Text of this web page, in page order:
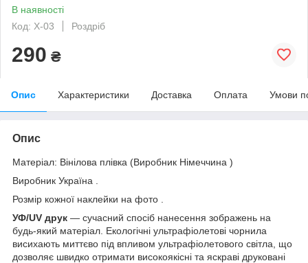
В наявності
Код: Х-03
Роздріб
290 ₴
Опис Характеристики Доставка Оплата Умови
Опис
Матеріал: Вінілова плівка (Виробник Німеччина )
Виробник Україна .
Розмір кожної наклейки на фото .
УФ/UV друк — сучасний спосіб нанесення зображень на
будь-який матеріал. Екологічні ультрафіолетові чорнила
висихають миттєво під впливом ультрафіолетового світла, що
дозволяє швидко отримати високоякісні та яскраві друковані